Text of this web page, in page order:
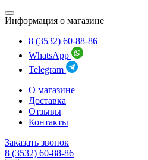
Информация о магазине
8 (3532) 60-88-86
WhatsApp
Telegram
О магазине
Доставка
Отзывы
Контакты
Заказать звонок
8 (3532) 60-88-86